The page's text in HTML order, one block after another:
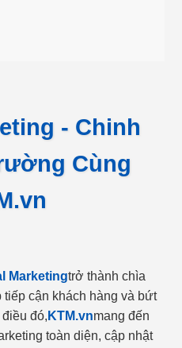
- Chinh
Cùng
Marketingtrở thành chìa
tiếp cận khách hàng và bứt
đó, KTM.vnmang đến
toàn diện, cập nhật